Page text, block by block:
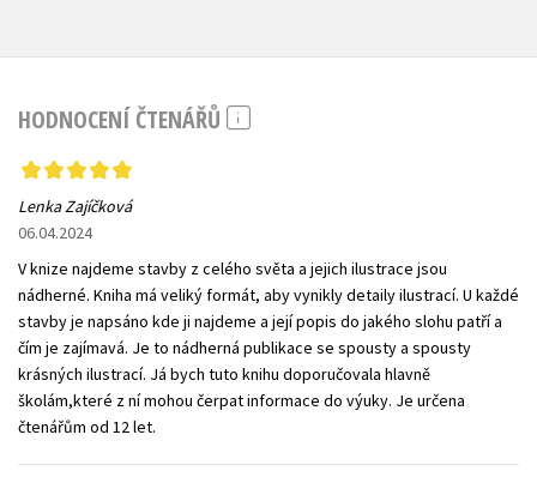
HODNOCENÍ ČTENÁŘŮ
Lenka Zajíčková
06.04.2024
V knize najdeme stavby z celého světa a jejich ilustrace jsou
nádherné. Kniha má veliký formát, aby vynikly detaily ilustrací. U každé
stavby je napsáno kde ji najdeme a její popis do jakého slohu patří a
čím je zajímavá. Je to nádherná publikace se spousty a spousty
krásných ilustrací. Já bych tuto knihu doporučovala hlavně
školám,které z ní mohou čerpat informace do výuky. Je určena
čtenářům od 12 let.